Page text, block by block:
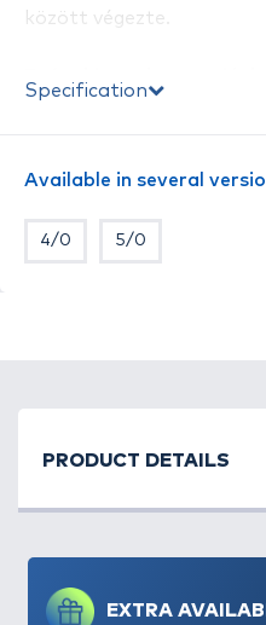
között végezte.
- Erősen benőtt, hínáros
a csali haldarab, vagy
horgászathoz, amikor a
Specification
Available in several
4/0 5/0
EXTRA
PRODUCT DETAILS